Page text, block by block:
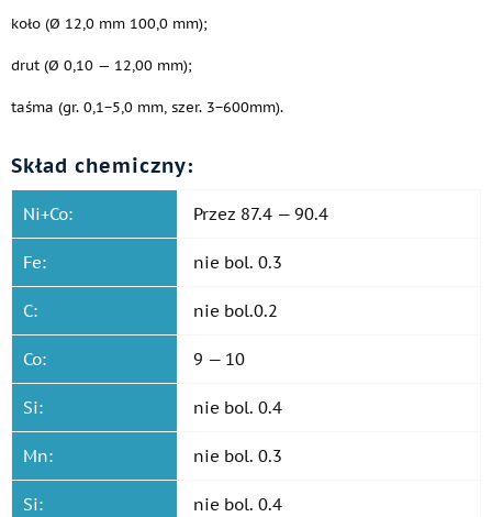
koło (Ø 12,0 mm 100,0 mm);
drut (Ø 0,10 — 12,00 mm);
taśma (gr. 0,1−5,0 mm, szer. 3−600mm).
Skład chemiczny:
Ni+Co: Przez 87.4 — 90.4
Fe: nie bol. 0.3
C: nie bol.0.2
Co: 9 — 10
Si: nie bol. 0.4
Mn: nie bol. 0.3
Si: nie bol. 0.4